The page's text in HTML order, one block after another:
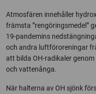
Atmosfären innehåller
främsta ”rengöringsmedel”
19-pandemins
och andra luftföroreningar
att bilda OH-radikaler
och vattenånga.
När halterna av OH sjönk